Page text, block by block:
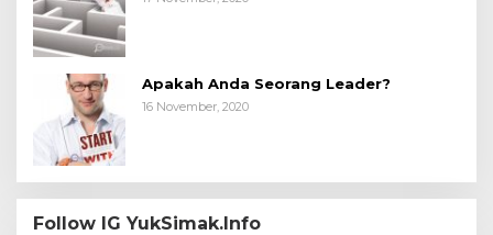
Apakah Anda Seorang Leader?
16 November, 2020
Follow IG YukSimak.Info